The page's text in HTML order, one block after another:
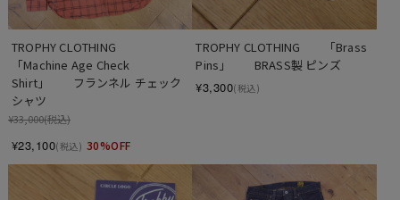
TROPHY CLOTHING
「Machine Age Check
Shirt」　　フランネル チェック
シャツ
¥33,000(税込)
¥23,100(税込) 30%OFF
TROPHY CLOTHING　　「Brass
Pins」　　BRASS製 ピンズ
¥3,300(税込)